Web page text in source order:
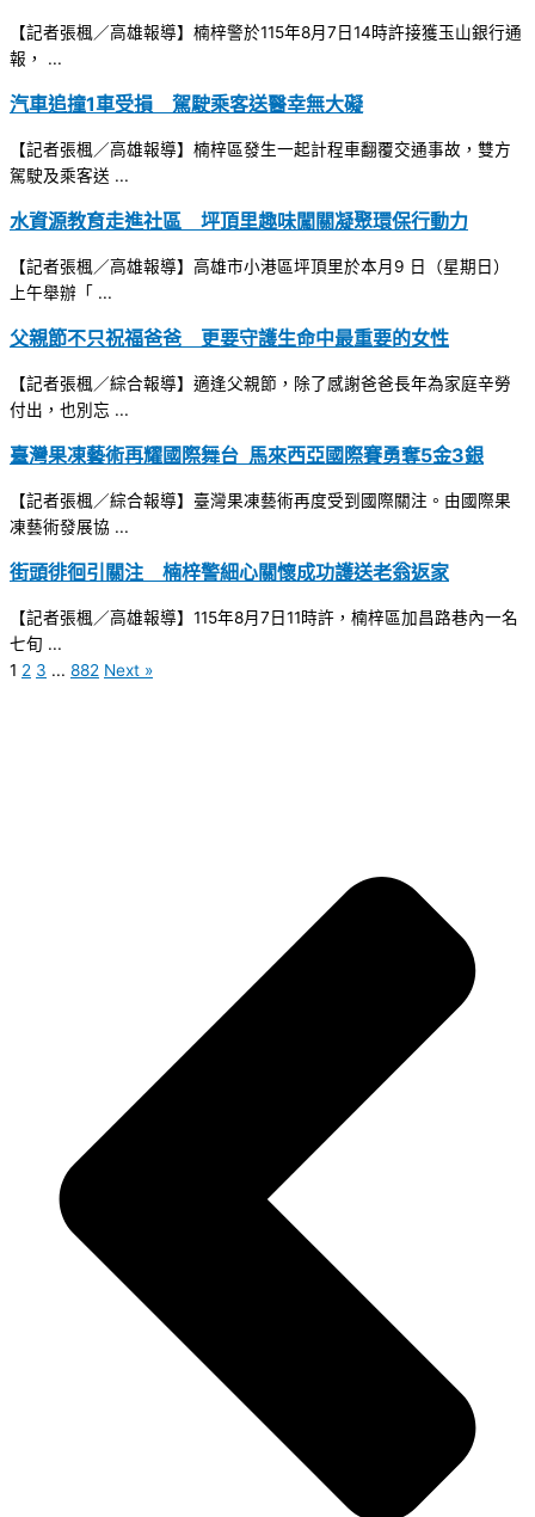
【記者張楓／高雄報導】楠梓警於115年8月7日14時許接獲玉山銀行通
報， ...
汽車追撞1車受損 駕駛乘客送醫幸無大礙
【記者張楓／高雄報導】楠梓區發生一起計程車翻覆交通事故，雙方
駕駛及乘客送 ...
水資源教育走進社區 坪頂里趣味闖關凝聚環保行動力
【記者張楓／高雄報導】高雄市小港區坪頂里於本月9 日（星期日）
上午舉辦「 ...
父親節不只祝福爸爸 更要守護生命中最重要的女性
【記者張楓／綜合報導】適逢父親節，除了感謝爸爸長年為家庭辛勞
付出，也別忘 ...
臺灣果凍藝術再耀國際舞台 馬來西亞國際賽勇奪5金3銀
【記者張楓／綜合報導】臺灣果凍藝術再度受到國際關注。由國際果
凍藝術發展協 ...
街頭徘徊引關注 楠梓警細心關懷成功護送老翁返家
【記者張楓／高雄報導】115年8月7日11時許，楠梓區加昌路巷內一名
七旬 ...
1 2 3 ... 882 Next »